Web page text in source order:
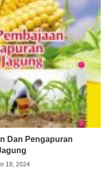
Dan Pengapuran
18, 2024